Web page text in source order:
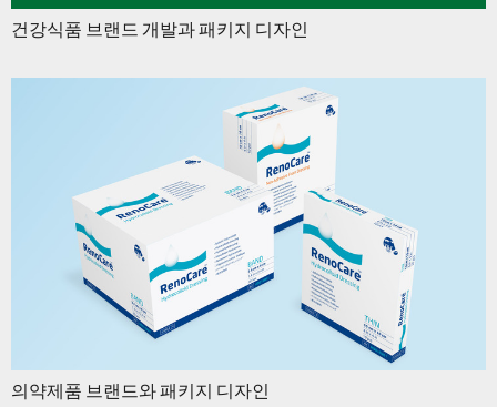
건강식품 브랜드 개발과 패키지 디자인
의약제품 브랜드와 패키지 디자인